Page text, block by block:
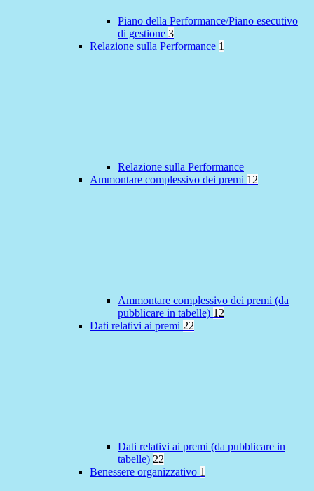
Piano della Performance/Piano esecutivo
di gestione 3
Relazione sulla Performance 1
Relazione sulla Performance
Ammontare complessivo dei premi 12
Ammontare complessivo dei premi (da
pubblicare in tabelle) 12
Dati relativi ai premi 22
Dati relativi ai premi (da pubblicare in
tabelle) 22
Benessere organizzativo 1